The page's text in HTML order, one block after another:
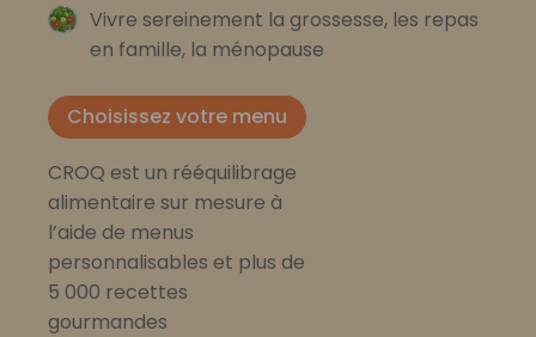
Vivre sereinement la grossesse, les repas
en famille, la ménopause
Choisissez votre menu
CROQ est un rééquilibrage
alimentaire sur mesure à
l’aide de menus
personnalisables et plus de
5 000 recettes
gourmandes